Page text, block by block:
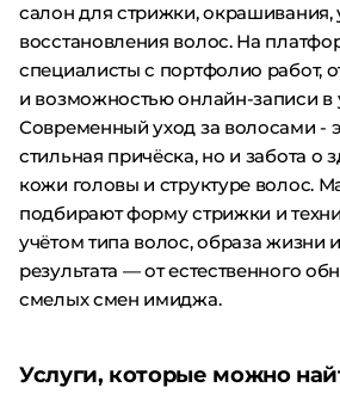
салон для стрижки, окрашивания,
восстановления волос. На
специалисты с портфолио работ,
и возможностью онлайн-записи в
Современный уход за волосами -
стильная причёска, но и забота о
кожи головы и структуре волос.
подбирают форму стрижки и
учётом типа волос, образа жизни
результата — от естественного
смелых смен имиджа.
Услуги, которые можно